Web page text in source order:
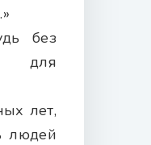
без
для
лет,
людей